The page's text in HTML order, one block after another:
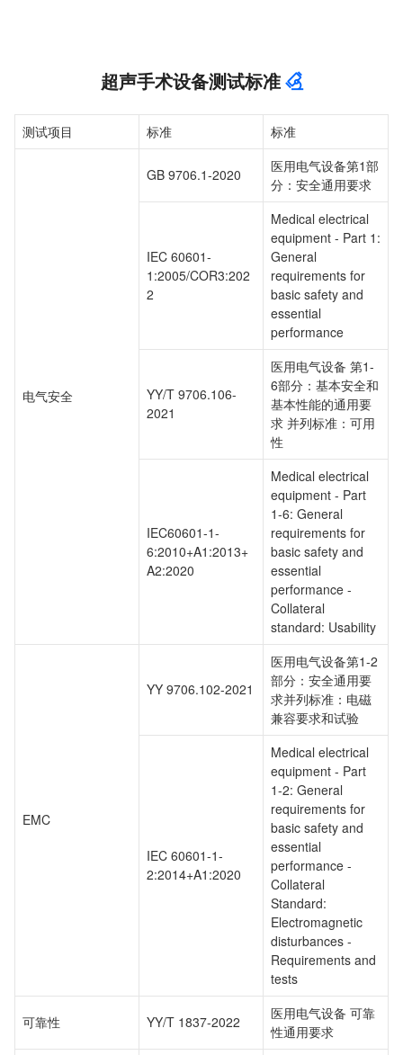
超声手术设备测试标准
测试项目 标准 标准
电气安全
GB 9706.1-2020
医用电气设备第1部
分：安全通用要求
IEC 60601-
1:2005/COR3:202
2
Medical electrical
equipment - Part 1:
General
requirements for
basic safety and
essential
performance
YY/T 9706.106-
2021
医用电气设备 第1-
6部分：基本安全和
基本性能的通用要
求 并列标准：可用
性
IEC60601-1-
6:2010+A1:2013+
A2:2020
Medical electrical
equipment - Part
1-6: General
requirements for
basic safety and
essential
performance -
Collateral
standard: Usability
EMC
YY 9706.102-2021
医用电气设备第1-2
部分：安全通用要
求并列标准：电磁
兼容要求和试验
IEC 60601-1-
2:2014+A1:2020
Medical electrical
equipment - Part
1-2: General
requirements for
basic safety and
essential
performance -
Collateral
Standard:
Electromagnetic
disturbances -
Requirements and
tests
可靠性 YY/T 1837-2022
医用电气设备 可靠
性通用要求